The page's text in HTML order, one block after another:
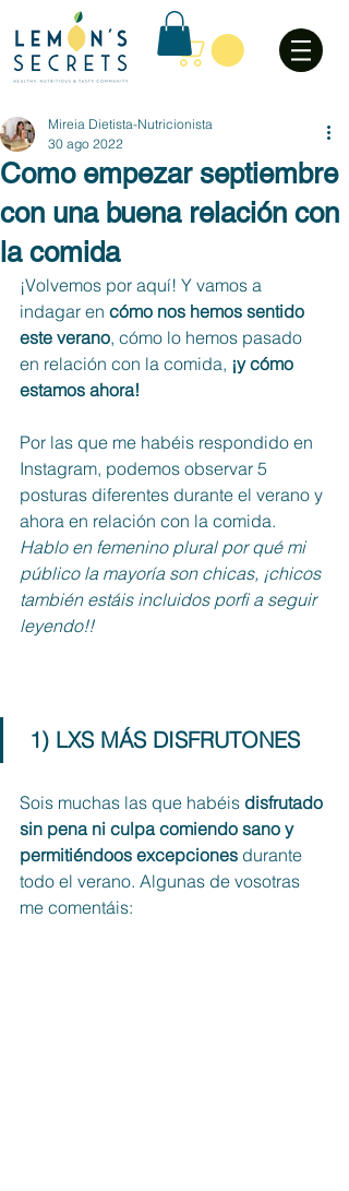
Como empezar septiembre
con una buena relación con
la comida
Mireia Dietista-Nutricionista
30 ago 2022
¡Volvemos por aquí! Y vamos a
indagar en cómo nos hemos sentido
este verano, cómo lo hemos pasado
en relación con la comida, ¡y cómo
estamos ahora!
Por las que me habéis respondido en
Instagram, podemos observar 5
posturas diferentes durante el verano y
ahora en relación con la comida.
Hablo en femenino plural por qué mi
público la mayoría son chicas, ¡chicos
también estáis incluidos porfi a seguir
leyendo!!
1) LXS MÁS DISFRUTONES
Sois muchas las que habéis disfrutado
sin pena ni culpa comiendo sano y
permitiéndoos excepciones durante
todo el verano. Algunas de vosotras
me comentáis: